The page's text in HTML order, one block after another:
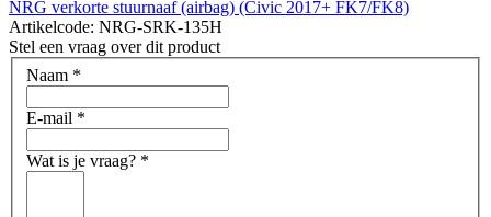
NRG verkorte stuurnaaf (airbag) (Civic 2017+ FK7/FK8)
Artikelcode: NRG-SRK-135H
Stel een vraag over dit product
Naam *
E-mail *
Wat is je vraag? *